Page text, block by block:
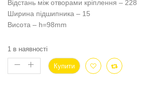
Відстань між отворами кріплення – 228
Ширина підшипника – 15
Висота – h=98mm
1 в наявності
Купити